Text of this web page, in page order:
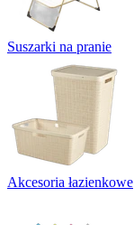
Suszarki na pranie
Akcesoria łazienkowe